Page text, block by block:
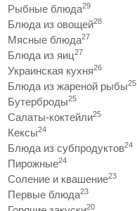
Рыбные блюда29
Блюда из овощей28
Мясные блюда27
Блюда из яиц27
Украинская кухня26
Блюда из жареной рыбы25
Бутерброды25
Салаты-коктейли25
Кексы24
Блюда из субпродуктов24
Пирожные24
Соление и квашение23
Первые блюда23
20